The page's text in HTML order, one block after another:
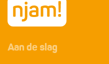
Aan de slag